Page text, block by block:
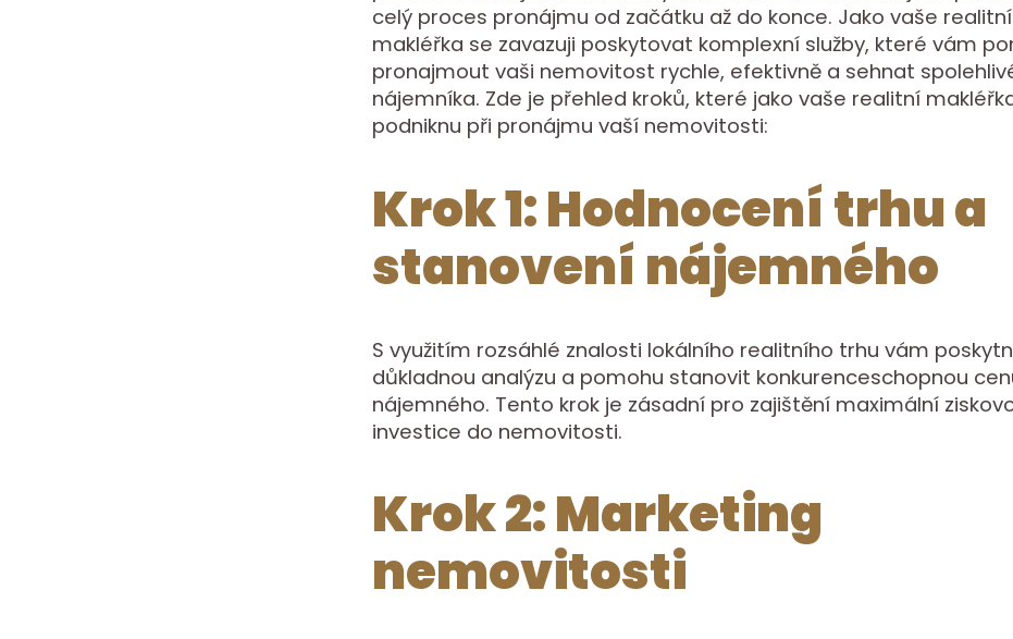
celý proces pronájmu od začátku až do konce. Jako vaše realitní
makléřka se zavazuji poskytovat komplexní služby, které vám
pronajmout vaši nemovitost rychle, efektivně a sehnat
nájemníka. Zde je přehled kroků, které jako vaše realitní
podniknu při pronájmu vaší nemovitosti:
Krok 1: Hodnocení trhu a
stanovení nájemného
S využitím rozsáhlé znalosti lokálního realitního trhu vám
důkladnou analýzu a pomohu stanovit konkurenceschopnou
nájemného. Tento krok je zásadní pro zajištění maximální
investice do nemovitosti.
Krok 2: Marketing
nemovitosti